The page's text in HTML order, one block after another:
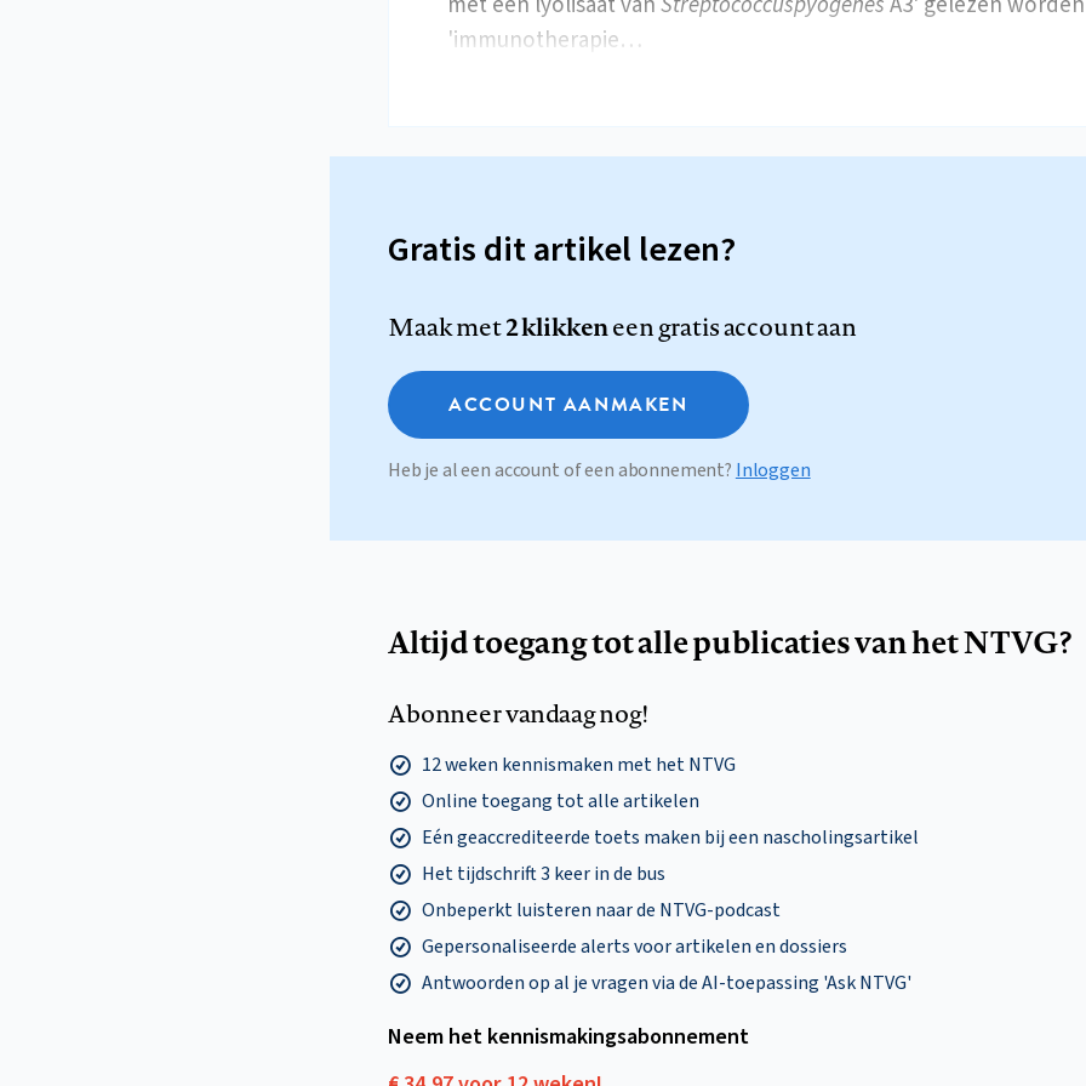
'immunotherapie…
Gratis dit artikel lezen?
Maak met2 klikkeneen gratis account aan
ACCOUNT AANMAKEN
Heb je al een account of een abonnement? Inloggen
Altijd toegang tot alle publicaties van het NTVG?
Abonneer vandaag nog!
12 weken kennismaken met het NTVG
Online toegang tot alle artikelen
Eén geaccrediteerde toets maken bij een nascholingsartikel
Het tijdschrift 3 keer in de bus
Onbeperkt luisteren naar de NTVG-podcast
Gepersonaliseerde alerts voor artikelen en dossiers
Antwoorden op al je vragen via de AI-toepassing 'Ask NTVG'
Neem het kennismakings­abonnement